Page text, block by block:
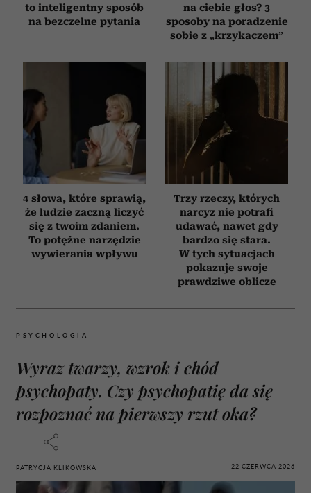
to inteligentny sposób
na bezczelne pytania
na ciebie głos? 3
sposoby na poradzenie
sobie z „krzykaczem”
4 słowa, które sprawią,
że ludzie zaczną liczyć
się z twoim zdaniem.
To potężne narzędzie
wywierania wpływu
Trzy rzeczy, których
narcyz nie potrafi
udawać, nawet gdy
bardzo się stara.
W tych sytuacjach
pokazuje swoje
prawdziwe oblicze
PSYCHOLOGIA
Wyraz twarzy, wzrok i chód
psychopaty. Czy psychopatię da się
rozpoznać na pierwszy rzut oka?
PATRYCJA KLIKOWSKA 22 CZERWCA 2026